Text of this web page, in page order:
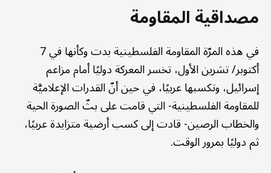
مصداقية المقاومة
في هذه المرّة المقاومة الفلسطينية بدت وكأنها في 7
أكتوبر/ تشرين الأول، تخسر المعركة دوليًا أمام مزاعم
إسرائيل، وتكسبها عربيًا، في حين أنّ القدرات الإعلاميَّة
للمقاومة الفلسطينية- التي قامت على بثّ الصورة الحية
والخطاب الرصين- قادت إلى كسب أرضية متزايدة عربيًا،
ثم دوليًا بمرور الوقت.